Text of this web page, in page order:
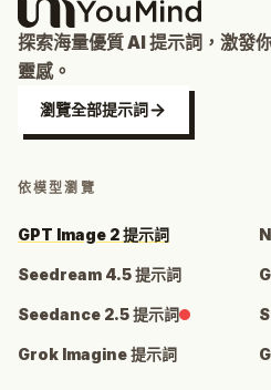
探索海量優質 AI 提示詞，激發
靈感。
瀏覽全部提示詞
依模型瀏覽
GPT Image 2 提示詞
Seedream 4.5 提示詞
Seedance 2.5 提示詞
Grok Imagine 提示詞